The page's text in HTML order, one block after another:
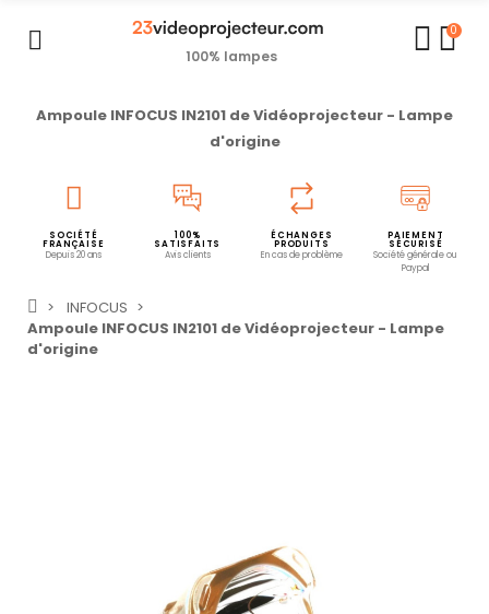
100% lampes
0
Ampoule INFOCUS IN2101 de Vidéoprojecteur - Lampe
d'origine
SOCIÉTÉ
FRANÇAISE
Depuis 20 ans
100%
SATISFAITS
Avis clients
ÉCHANGES
PRODUITS
En cas de problème
PAIEMENT
SÉCURISÉ
Société générale ou
Paypal
INFOCUS
Ampoule INFOCUS IN2101 de Vidéoprojecteur - Lampe
d'origine